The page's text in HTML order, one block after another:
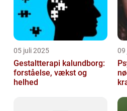
05 juli 2025
Gestaltterapi kalundborg:
forståelse, vækst og
helhed
09